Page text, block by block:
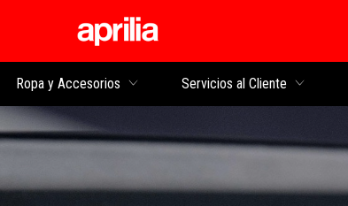
Ropa y Accesorios Servicios al Cliente